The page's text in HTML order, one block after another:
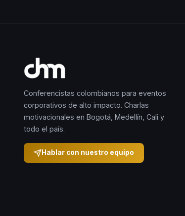
Conferencistas colombianos para eventos
corporativos de alto impacto. Charlas
motivacionales en Bogotá, Medellín, Cali y
todo el país.
Hablar con nuestro equipo